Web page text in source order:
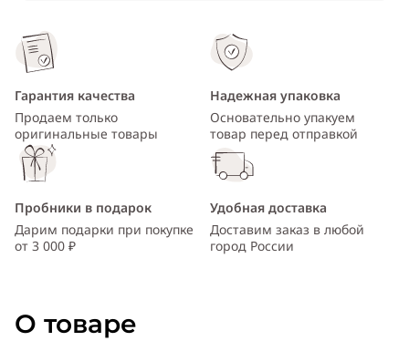
Гарантия качества
Продаем только
оригинальные товары
Надежная упаковка
Основательно упакуем
товар перед отправкой
Пробники в подарок
Дарим подарки при покупке
от 3 000 ₽
Удобная доставка
Доставим заказ в любой
город России
О товаре